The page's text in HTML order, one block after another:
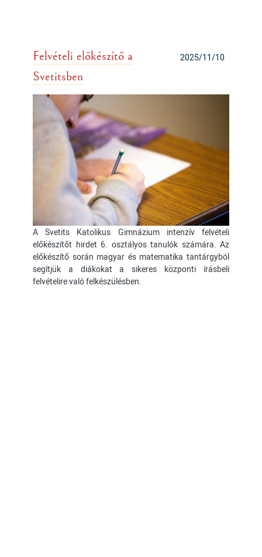
2025/11/10
Felvételi előkészítő a
Svetitsben
A Svetits Katolikus Gimnázium intenzív felvételi
előkészítőt hirdet 6. osztályos tanulók számára. Az
előkészítő során magyar és matematika tantárgyból
segítjük a diákokat a sikeres központi írásbeli
felvételire való felkészülésben.